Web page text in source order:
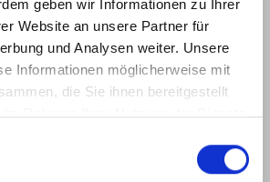
geben wir Informationen zu Ihrer
Website an unsere Partner für
und Analysen weiter. Unsere
Informationen möglicherweise mit
die Sie ihnen bereitgestellt
Rahmen Ihrer Nutzung der Dienste
Dachsparren,
Glanzchromelemente